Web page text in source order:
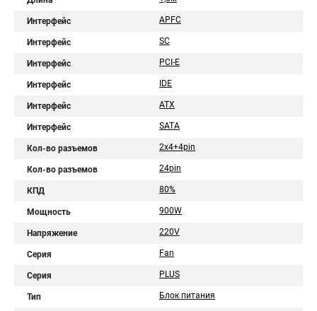
Интерфейс APFC
Интерфейс SC
Интерфейс PCI-E
Интерфейс IDE
Интерфейс ATX
Интерфейс SATA
Кол-во разъемов 2x4+4pin
Кол-во разъемов 24pin
КПД 80%
Мощность 900W
Напряжение 220V
Серия Fan
Серия PLUS
Тип Блок питания